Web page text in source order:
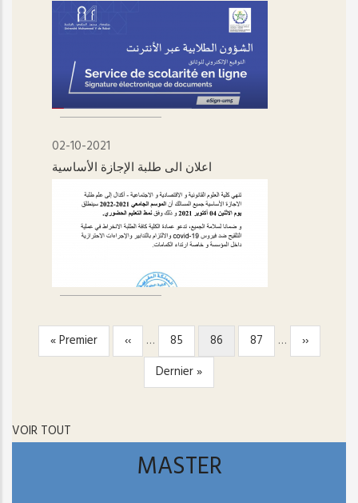
02-10-2021
اعلان الى طلبة الإجازة الأساسية
PAGINATION
Première
page
« Premier
Page
précédente
‹‹ … Page
85
Page
courante
86 Page
87 …
Page
suivante
››
Dernière
page
Dernier »
VOIR TOUT
MASTER